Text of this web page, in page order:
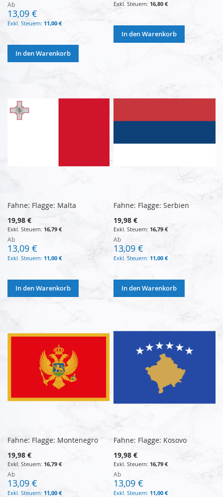
Ab
13,09 €
11,00 €
In den Warenkorb
16,80 €
In den Warenkorb
Fahne: Flagge: Malta
19,98 €
16,79 €
Ab
13,09 €
11,00 €
In den Warenkorb
Fahne: Flagge: Serbien
19,98 €
16,79 €
Ab
13,09 €
11,00 €
In den Warenkorb
Fahne: Flagge: Montenegro
19,98 €
16,79 €
Ab
13,09 €
11,00 €
Fahne: Flagge: Kosovo
19,98 €
16,79 €
Ab
13,09 €
11,00 €